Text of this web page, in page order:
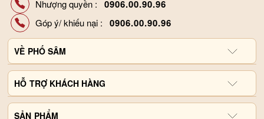
Nhượng quyền :0906.00.90.96
Góp ý/ khiếu nại :0906.00.90.96
VỀ PHỐ SÂM
Giới thiệu công ty
Hợp tác đại lý
Liên hệ, góp ý
HỖ TRỢ KHÁCH HÀNG
Chính sách và quy định
SẢN PHẨM